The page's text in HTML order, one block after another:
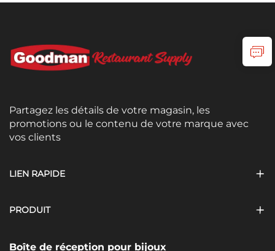
Partagez les détails de votre magasin, les
promotions ou le contenu de votre marque avec
vos clients
LIEN RAPIDE
PRODUIT
Boîte de réception pour bijoux